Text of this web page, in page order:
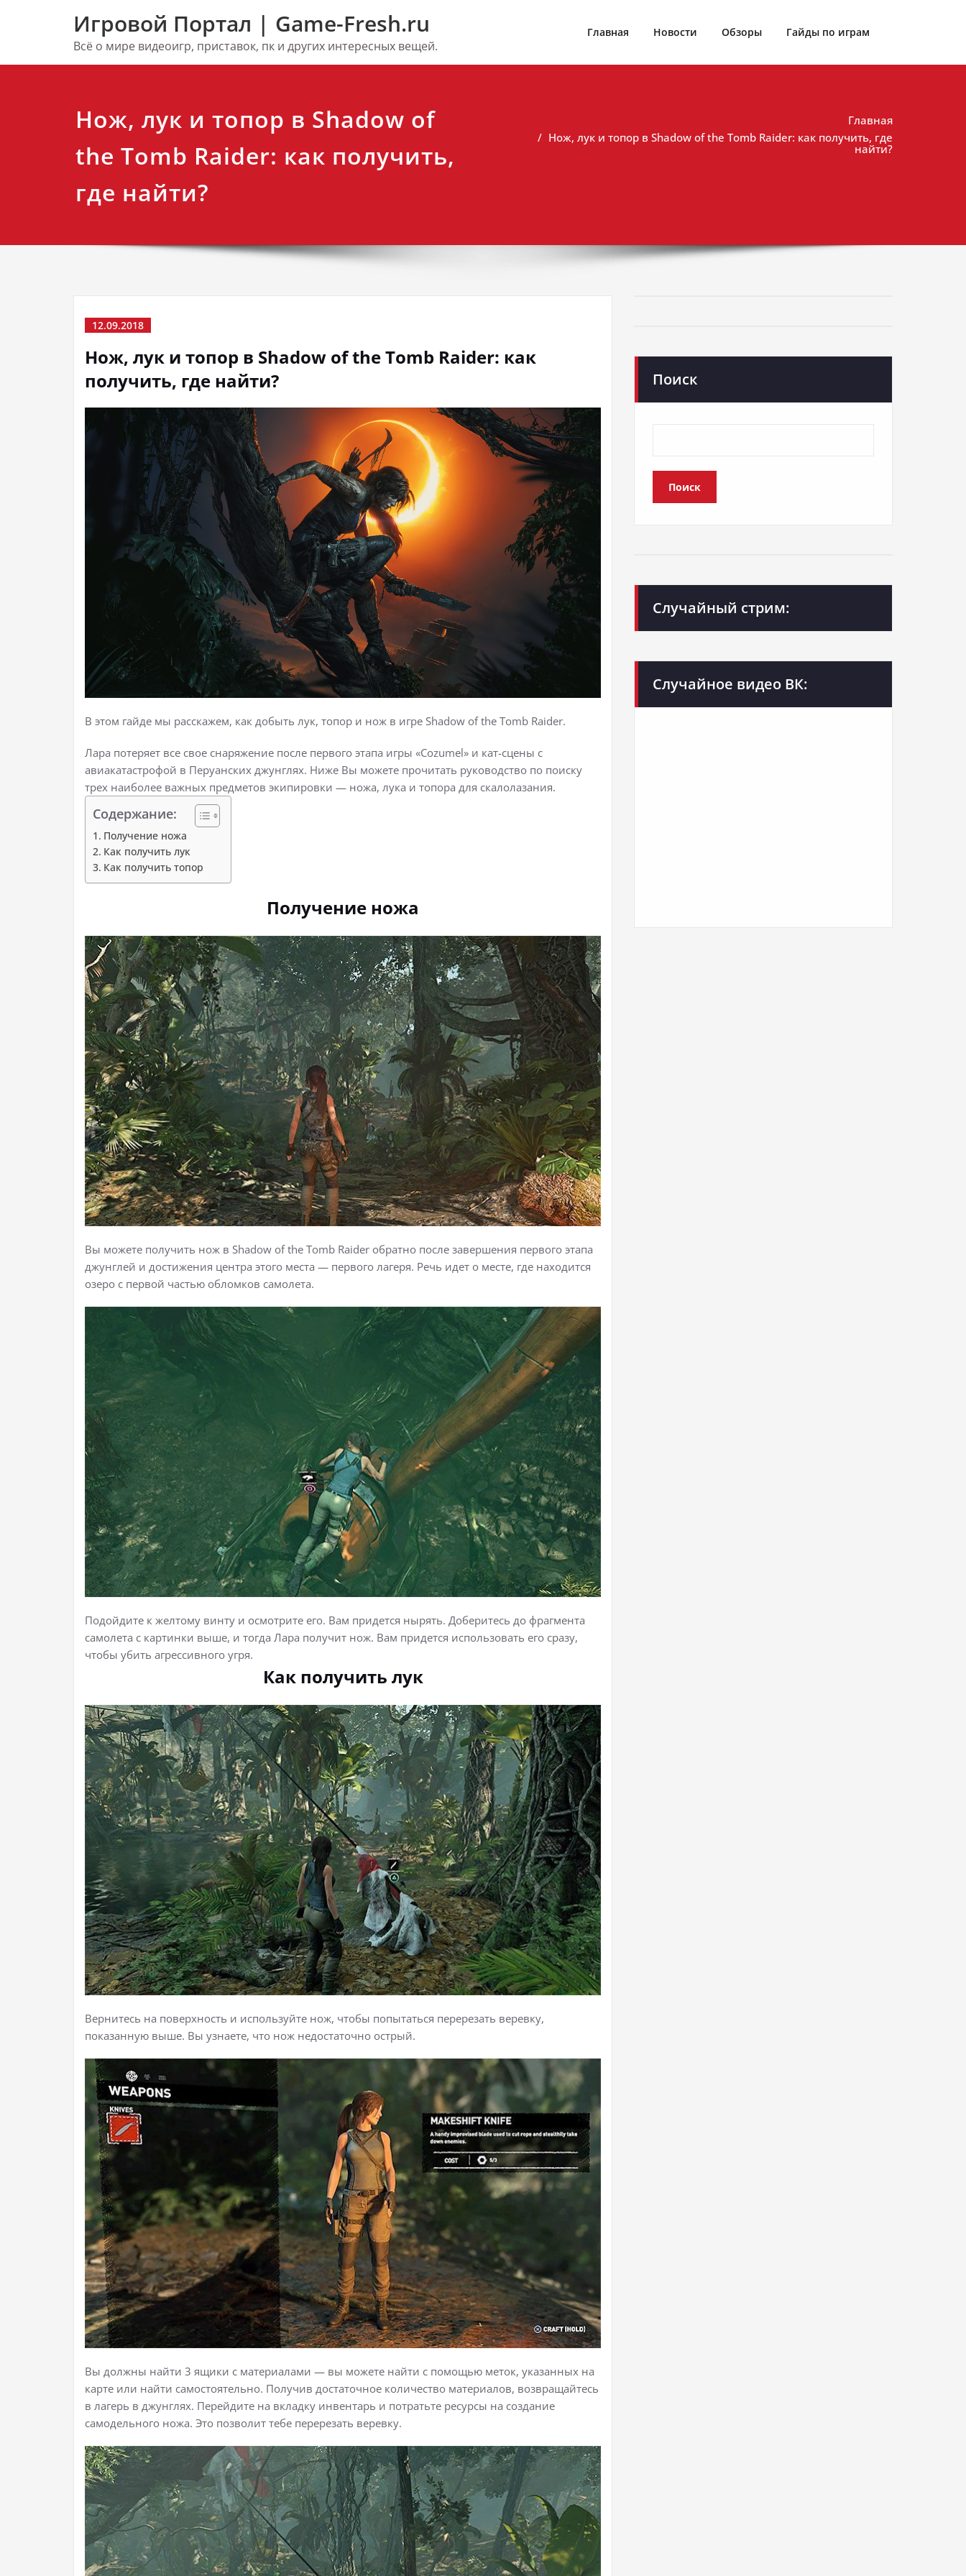
Игровой Портал | Game-Fresh.ru
Всё о мире видеоигр, приставок, пк и других интересных вещей.
Главная Новости Обзоры Гайды по играм
Нож, лук и топор в Shadow of
the Tomb Raider: как получить,
где найти?
Главная
Нож, лук и топор в Shadow of the Tomb Raider: как получить, где
найти?
12.09.2018
Нож, лук и топор в Shadow of the Tomb Raider: как
получить, где найти?
В этом гайде мы расскажем, как добыть лук, топор и нож в игре Shadow of the Tomb Raider.
Лара потеряет все свое снаряжение после первого этапа игры «Cozumel» и кат-сцены с
авиакатастрофой в Перуанских джунглях. Ниже Вы можете прочитать руководство по поиску
трех наиболее важных предметов экипировки — ножа, лука и топора для скалолазания.
Содержание:
Получение ножа
Как получить лук
Как получить топор
Получение ножа
Вы можете получить нож в Shadow of the Tomb Raider обратно после завершения первого этапа
джунглей и достижения центра этого места — первого лагеря. Речь идет о месте, где находится
озеро с первой частью обломков самолета.
Подойдите к желтому винту и осмотрите его. Вам придется нырять. Доберитесь до фрагмента
самолета с картинки выше, и тогда Лара получит нож. Вам придется использовать его сразу,
чтобы убить агрессивного угря.
Как получить лук
Вернитесь на поверхность и используйте нож, чтобы попытаться перерезать веревку,
показанную выше. Вы узнаете, что нож недостаточно острый.
Вы должны найти 3 ящики с материалами — вы можете найти с помощью меток, указанных на
карте или найти самостоятельно. Получив достаточное количество материалов, возвращайтесь
в лагерь в джунглях. Перейдите на вкладку инвентарь и потратьте ресурсы на создание
самодельного ножа. Это позволит тебе перерезать веревку.
Поиск
Поиск
Случайный стрим:
Случайное видео ВК: